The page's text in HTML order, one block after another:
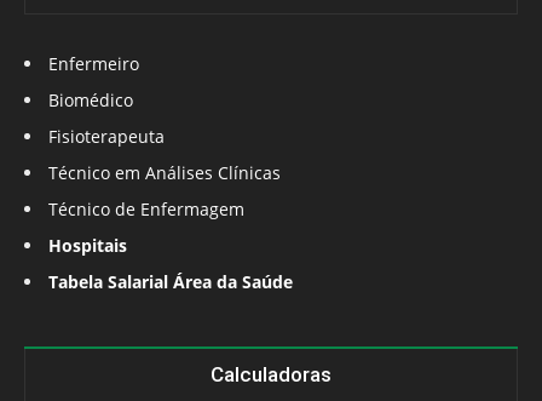
Enfermeiro
Biomédico
Fisioterapeuta
Técnico em Análises Clínicas
Técnico de Enfermagem
Hospitais
Tabela Salarial Área da Saúde
Calculadoras